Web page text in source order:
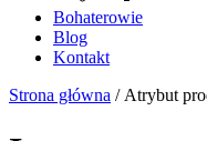
Bohaterowie
Blog
Kontakt
Strona główna / Atrybut